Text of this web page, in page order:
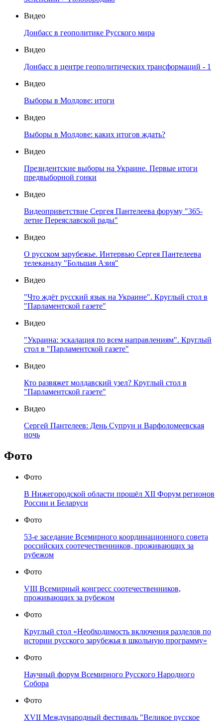
Видео
Донбасс в геополитике Русского мира
Видео
Донбасс в центре геополитических трансформаций - 1
Видео
Выборы в Молдове: итоги
Видео
Выборы в Молдове: каких итогов ждать?
Видео
Президентские выборы на Украине. Первые итоги
предвыборной гонки
Видео
Видеоприветствие Сергея Пантелеева форуму "365-
летие Переяславской рады"
Видео
О русском зарубежье. Интервью Сергея Пантелеева
телеканалу "Большая Азия"
Видео
"Что ждёт русский язык на Украине". Круглый стол в
"Парламентской газете"
Видео
"Украина: эскалация по всем направлениям". Круглый
стол в "Парламентской газете"
Видео
Кто развяжет молдавский узел? Круглый стол в
"Парламентской газете"
Видео
Сергей Пантелеев: День Супрун и Варфоломеевская
ночь
Фото
Фото
В Нижегородской области прошёл XII Форум регионов
России и Беларуси
Фото
53-е заседание Всемирного координационного совета
российских соотечественников, проживающих за
рубежом
Фото
VIII Всемирный конгресс соотечественников,
проживающих за рубежом
Фото
Круглый стол «Необходимость включения разделов по
истории русского зарубежья в школьную программу»
Фото
Научный форум Всемирного Русского Народного
Собора
Фото
XVII Международный фестиваль "Великое русское